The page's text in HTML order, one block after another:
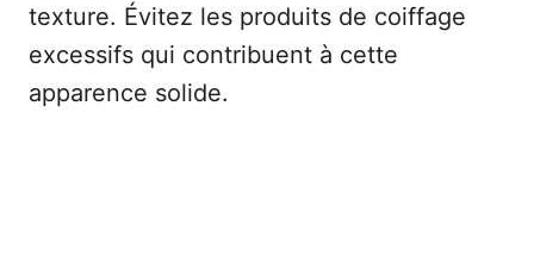
texture. Évitez les produits de coiffage
excessifs qui contribuent à cette
apparence solide.